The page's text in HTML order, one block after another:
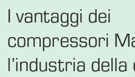
I vantaggi dei
compressori
l’industria